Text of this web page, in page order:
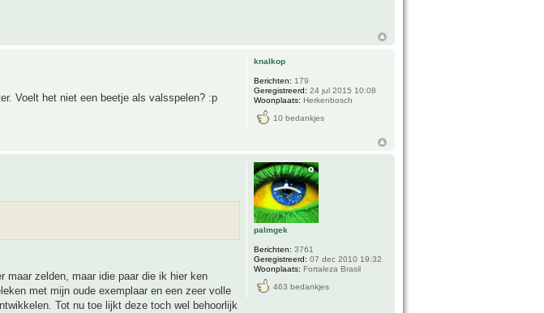
Voelt het niet een beetje als valsspelen? :p
knalkop
Berichten: 179
Geregistreerd: 24 jul 2015 10:08
Woonplaats: Herkenbosch
10 bedankjes
maar zelden, maar idie paar die ik hier ken
met mijn oude exemplaar en een zeer volle
Tot nu toe lijkt deze toch wel behoorlijk
palmgek
Berichten: 3761
Geregistreerd: 07 dec 2010 19:32
Woonplaats: Fortaleza Brasil
463 bedankjes